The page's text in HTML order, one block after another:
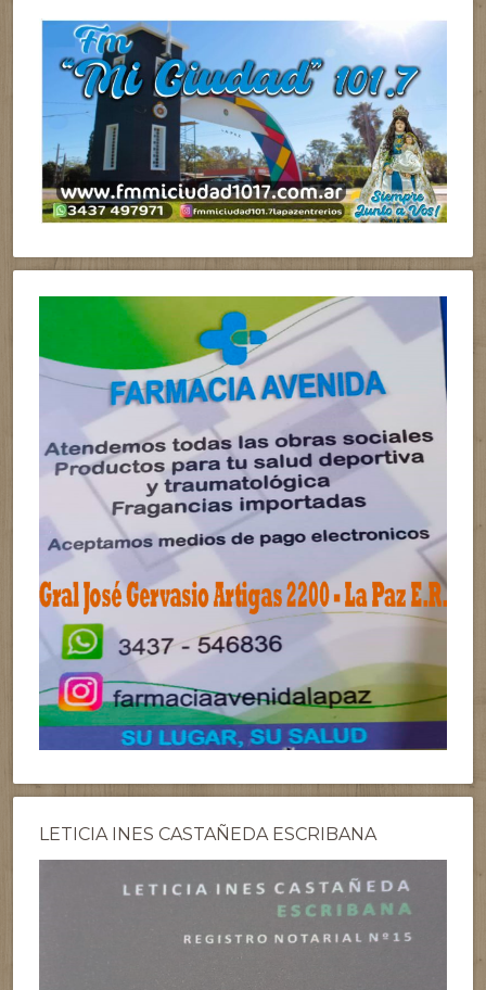
LETICIA INES CASTAÑEDA ESCRIBANA